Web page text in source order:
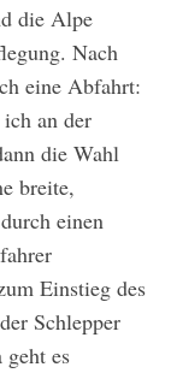
die Alpe
Nach
eine Abfahrt:
an der
die Wahl
breite,
einen
Einstieg des
Schlepper
es